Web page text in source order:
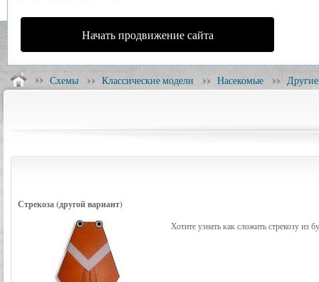
Начать продвижение сайта
Схемы Классические модели Насекомые
Стрекоза (другой вариант)
Хотите узнать как сложить стрекозу из